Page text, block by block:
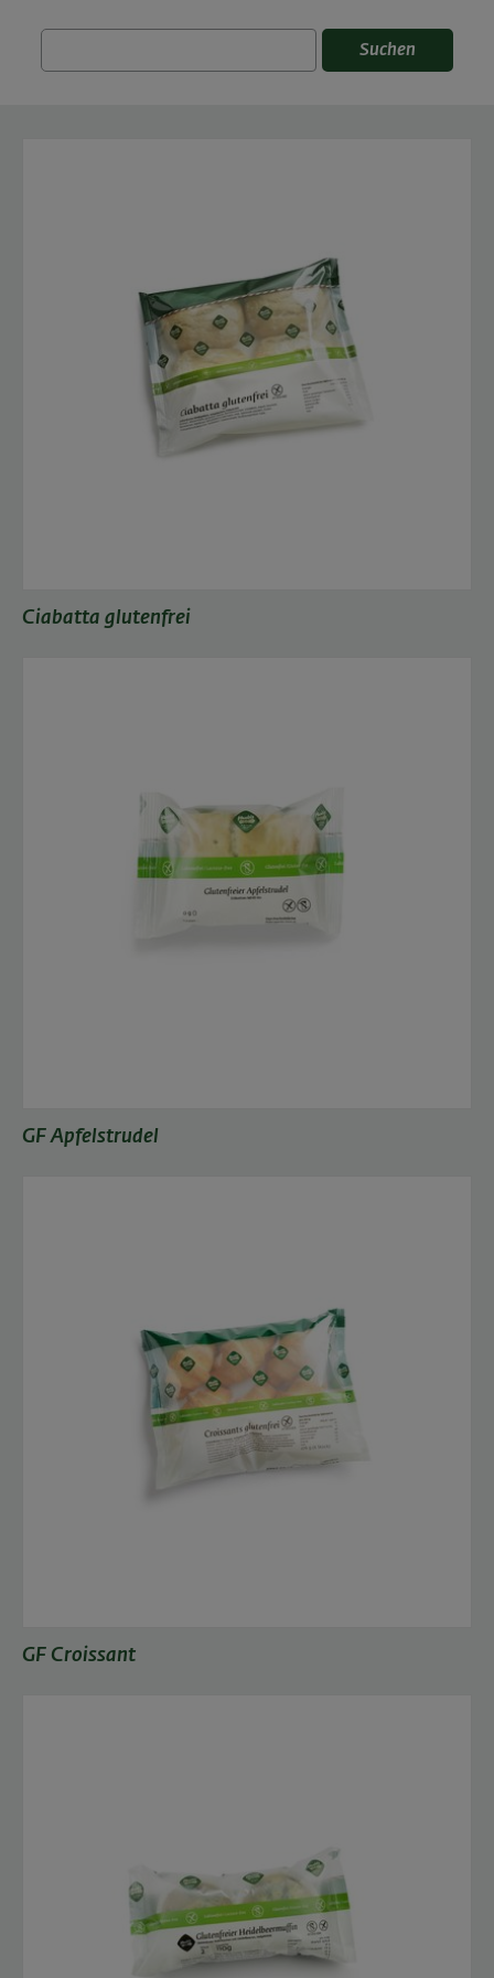
Suchen
Ciabatta glutenfrei
GF Apfelstrudel
GF Croissant